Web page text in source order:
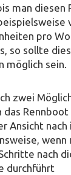
man diesen
pro
so sollte
möglich sein.
zwei
das
Ansicht
wenn
nach
durchführt